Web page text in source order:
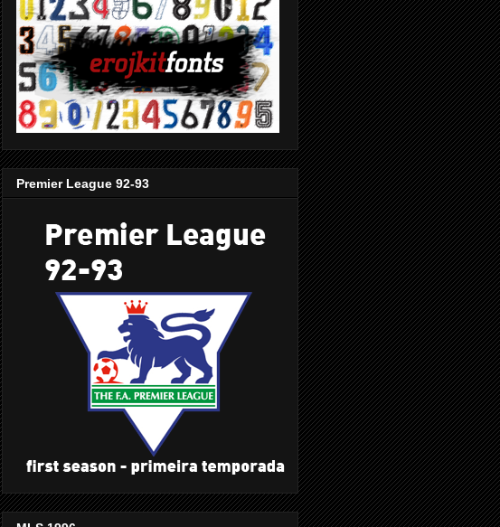
Premier League 92-93